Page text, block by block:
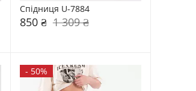
Спідниця U-7884
850 ₴ 1 309 ₴
- 50%